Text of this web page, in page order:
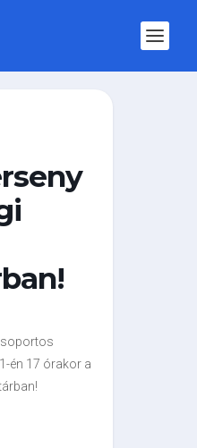
én 17 órakor a